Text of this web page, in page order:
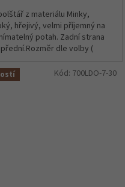
z materiálu Minky,
hřejivý, velmi příjemný na
potah. Zadní strana
dle volby (
Kód: 700LDO-7-30